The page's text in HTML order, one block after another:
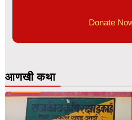
Donate
आणखी कथा